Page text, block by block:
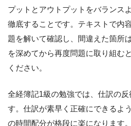
プットとアウトプットをバランス
徹底することです。テキストで内
題を解いて確認し、間違えた箇所
を深めてから再度問題に取り組む
ください。
全経簿記1級の勉強では、仕訳の
す。仕訳が素早く正確にできるよ
の時間配分が格段に楽になります